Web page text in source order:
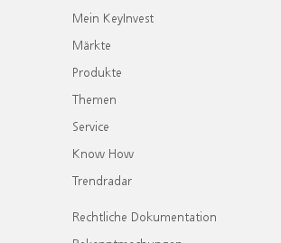
Mein KeyInvest
Märkte
Produkte
Themen
Service
Know How
Trendradar
Rechtliche Dokumentation